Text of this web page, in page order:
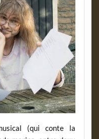
(qui conte la